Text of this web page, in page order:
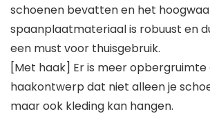
schoenen bevatten en het
spaanplaatmateriaal is robuust en
een must voor thuisgebruik.
[Met haak] Er is meer opbergruimte
haakontwerp dat niet alleen je
maar ook kleding kan hangen.